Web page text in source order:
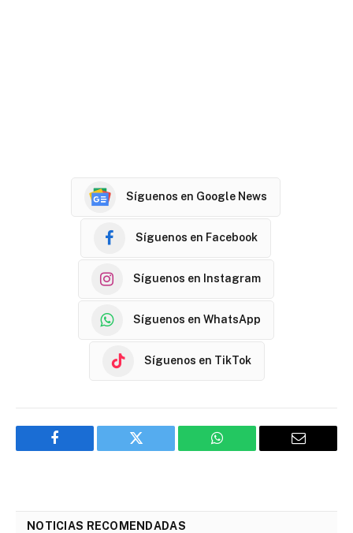
Síguenos en Google News
Síguenos en Facebook
Síguenos en Instagram
Síguenos en WhatsApp
Síguenos en TikTok
Facebook Twitter WhatsApp Email
NOTICIAS RECOMENDADAS